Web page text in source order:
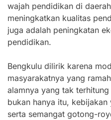
wajah pendidikan di
meningkatkan kualitas
juga adalah peningkatan
pendidikan.
Bengkulu dilirik karena
masyarakatnya yang
alamnya yang tak
bukan hanya itu, kebijakan
serta semangat gotong-